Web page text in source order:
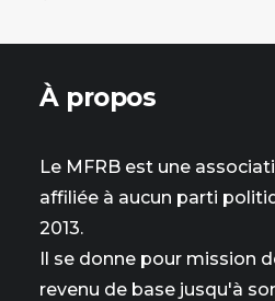
À propos
Le MFRB est une
affiliée à aucun parti
2013.
Il se donne pour mission
revenu de base jusqu'à